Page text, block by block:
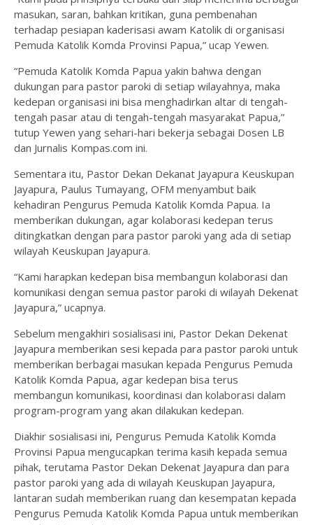
masukan, saran, bahkan kritikan, guna pembenahan
terhadap pesiapan kaderisasi awam Katolik di organisasi
Pemuda Katolik Komda Provinsi Papua,” ucap Yewen.
“Pemuda Katolik Komda Papua yakin bahwa dengan
dukungan para pastor paroki di setiap wilayahnya, maka
kedepan organisasi ini bisa menghadirkan altar di tengah-
tengah pasar atau di tengah-tengah masyarakat Papua,”
tutup Yewen yang sehari-hari bekerja sebagai Dosen LB
dan Jurnalis Kompas.com ini.
Sementara itu, Pastor Dekan Dekanat Jayapura Keuskupan
Jayapura, Paulus Tumayang, OFM menyambut baik
kehadiran Pengurus Pemuda Katolik Komda Papua. Ia
memberikan dukungan, agar kolaborasi kedepan terus
ditingkatkan dengan para pastor paroki yang ada di setiap
wilayah Keuskupan Jayapura.
“Kami harapkan kedepan bisa membangun kolaborasi dan
komunikasi dengan semua pastor paroki di wilayah Dekenat
Jayapura,” ucapnya.
Sebelum mengakhiri sosialisasi ini, Pastor Dekan Dekenat
Jayapura memberikan sesi kepada para pastor paroki untuk
memberikan berbagai masukan kepada Pengurus Pemuda
Katolik Komda Papua, agar kedepan bisa terus
membangun komunikasi, koordinasi dan kolaborasi dalam
program-program yang akan dilakukan kedepan.
Diakhir sosialisasi ini, Pengurus Pemuda Katolik Komda
Provinsi Papua mengucapkan terima kasih kepada semua
pihak, terutama Pastor Dekan Dekenat Jayapura dan para
pastor paroki yang ada di wilayah Keuskupan Jayapura,
lantaran sudah memberikan ruang dan kesempatan kepada
Pengurus Pemuda Katolik Komda Papua untuk memberikan